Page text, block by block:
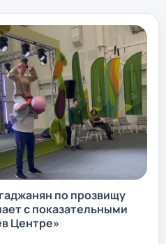
по прозвищу
с показательными
Центре»